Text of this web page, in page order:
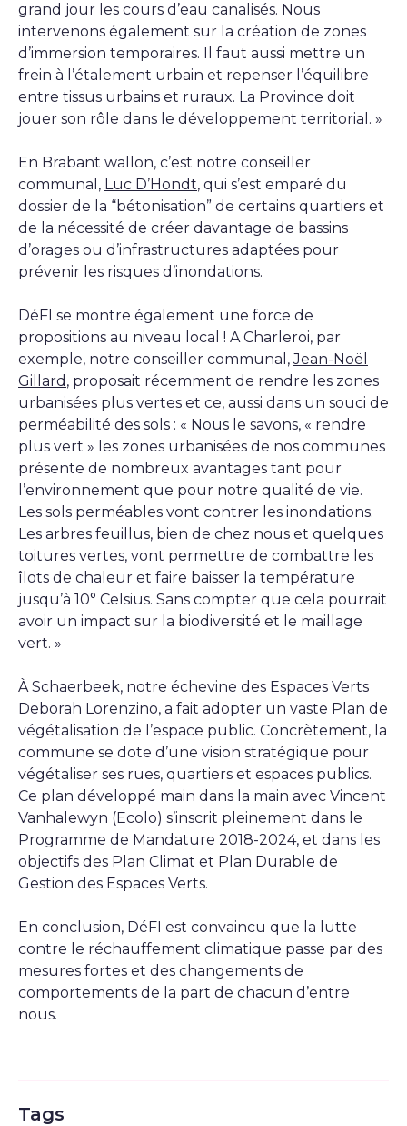
grand jour les cours d’eau canalisés. Nous
intervenons également sur la création de zones
d’immersion temporaires. Il faut aussi mettre un
frein à l’étalement urbain et repenser l’équilibre
entre tissus urbains et ruraux. La Province doit
jouer son rôle dans le développement territorial. »
En Brabant wallon, c’est notre conseiller
communal, Luc D’Hondt, qui s’est emparé du
dossier de la “bétonisation” de certains quartiers et
de la nécessité de créer davantage de bassins
d’orages ou d’infrastructures adaptées pour
prévenir les risques d’inondations.
DéFI se montre également une force de
propositions au niveau local ! A Charleroi, par
exemple, notre conseiller communal,Jean-Noël
Gillard , proposait récemment de rendre les zones
urbanisées plus vertes et ce, aussi dans un souci de
perméabilité des sols : « Nous le savons, « rendre
plus vert » les zones urbanisées de nos communes
présente de nombreux avantages tant pour
l’environnement que pour notre qualité de vie.
Les sols perméables vont contrer les inondations.
Les arbres feuillus, bien de chez nous et quelques
toitures vertes, vont permettre de combattre les
îlots de chaleur et faire baisser la température
jusqu’à 10° Celsius. Sans compter que cela pourrait
avoir un impact sur la biodiversité et le maillage
vert. »
À Schaerbeek, notre échevine des Espaces Verts
Deborah Lorenzino, a fait adopter un vaste Plan de
végétalisation de l’espace public. Concrètement, la
commune se dote d’une vision stratégique pour
végétaliser ses rues, quartiers et espaces publics.
Ce plan développé main dans la main avec Vincent
Vanhalewyn (Ecolo) s’inscrit pleinement dans le
Programme de Mandature 2018-2024, et dans les
objectifs des Plan Climat et Plan Durable de
Gestion des Espaces Verts.
En conclusion, DéFI est convaincu que la lutte
contre le réchauffement climatique passe par des
mesures fortes et des changements de
comportements de la part de chacun d’entre
nous.
Tags